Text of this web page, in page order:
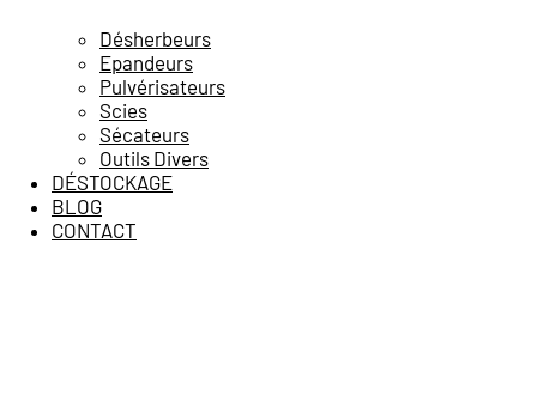
Désherbeurs
Epandeurs
Pulvérisateurs
Scies
Sécateurs
Outils Divers
DÉSTOCKAGE
BLOG
CONTACT